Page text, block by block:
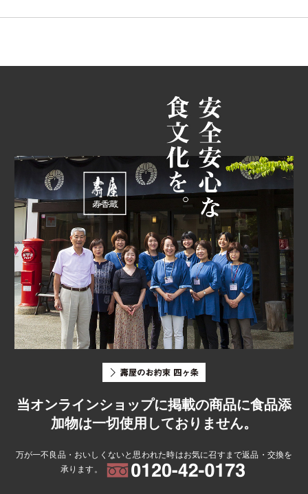
当オンラインショップに掲載の商品に食品添
加物は一切使用しておりません。
万が一不良品・おいしくないと思われた時はお気に召すまで返品・交換を
承ります。